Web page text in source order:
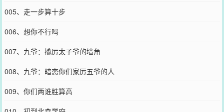
005、走一步算十步
006、想你不行吗
007、九爷：撬厉太子爷的墙角
008、九爷：暗恋你们家厉五爷的人
009、你们两谁胜算高